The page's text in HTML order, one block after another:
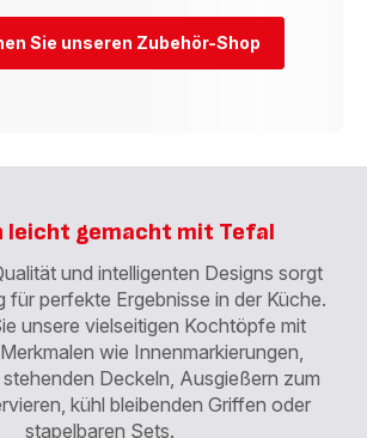
Sie unseren Zubehör-Shop
leicht gemacht mit Tefal
und intelligenten Designs sorgt
für perfekte Ergebnisse in der Küche.
unsere vielseitigen Kochtöpfe mit
wie Innenmarkierungen,
Deckeln, Ausgießern zum
kühl bleibenden Griffen oder
stapelbaren Sets.